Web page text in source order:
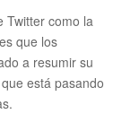
Twitter como la
que los
a resumir su
está pasando